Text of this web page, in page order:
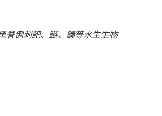
脊倒刺鲃、鲢、鳙等水生生物